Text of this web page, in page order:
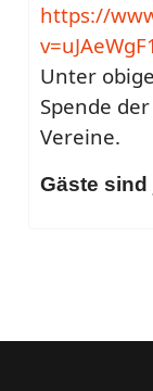
https://
Unter
Spende
Vereine.
Gäste